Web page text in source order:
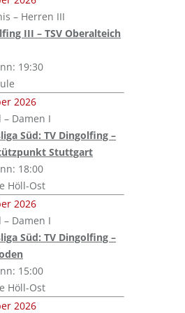
– Herren III
III – TSV Oberalteich
19:30
2026
– Damen I
Süd: TV Dingolfing –
Stuttgart
18:00
Höll-Ost
2026
– Damen I
Süd: TV Dingolfing –
15:00
Höll-Ost
2026